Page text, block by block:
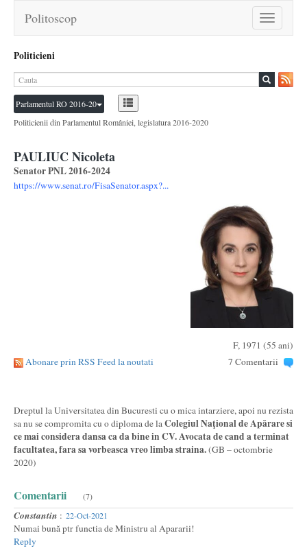
Toggle
navigation
Politoscop
Politicieni
Parlamentul RO 2016-20
Politicienii din Parlamentul României, legislatura 2016-2020
PAULIUC Nicoleta
Senator PNL 2016-2024
https://www.senat.ro/FisaSenator.aspx?...
F, 1971 (55 ani)
Abonare prin RSS Feed la noutati
7 Comentarii
Dreptul la Universitatea din Bucuresti cu o mica intarziere, apoi nu rezista
sa nu se compromita cu o diploma de laColegiul Naţional de Apărare si
ce mai considera dansa ca da bine in CV. Avocata de cand a terminat
facultatea, fara sa vorbeasca vreo limba straina.(GB – octombrie
2020)
Comentarii (7)
Constantin : 22-Oct-2021
Numai bună ptr functia de Ministru al Apararii!
Reply